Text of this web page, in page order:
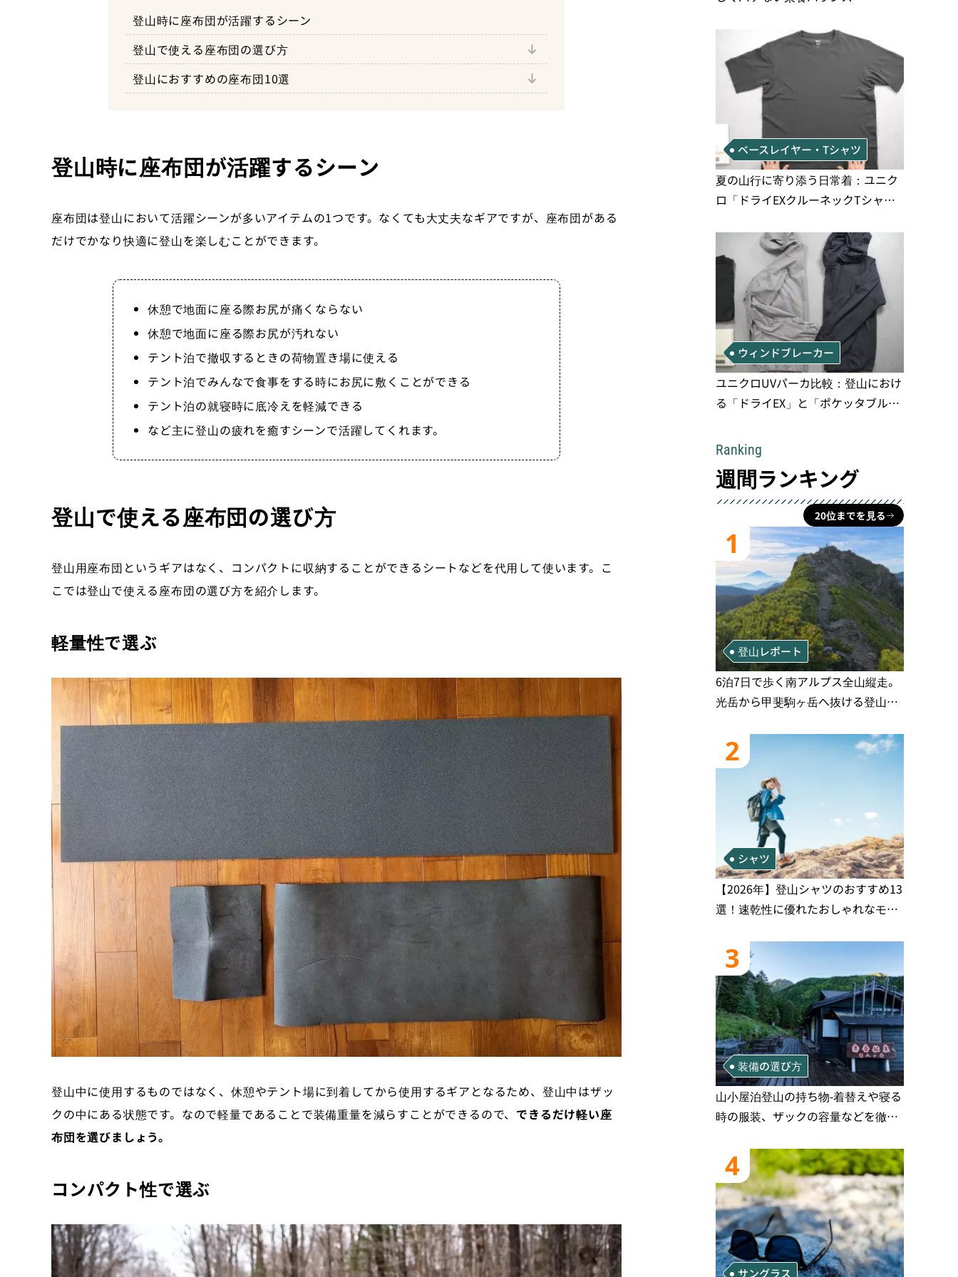
登山時に座布団が活躍するシーン
登山で使える座布団の選び方
コンパクト性で選ぶ
サイズで選ぶ
素材や耐久性で選ぶ
登山におすすめの座布団10選
山旅 UL座布団
ニーモ チッパー ワビサビ
エバニュー 折りたたみヒップマットS2 EBC143
Ｇracewell サウナマット
モンベル フォームクッション
登山時に座布団が活躍するシーン
座布団は登山において活躍シーンが多いアイテムの1つです。なくても大丈夫なギアですが、座布団がある
だけでかなり快適に登山を楽しむことができます。
休憩で地面に座る際お尻が痛くならない
休憩で地面に座る際お尻が汚れない
テント泊で撤収するときの荷物置き場に使える
テント泊でみんなで食事をする時にお尻に敷くことができる
テント泊の就寝時に底冷えを軽減できる
など主に登山の疲れを癒すシーンで活躍してくれます。
登山で使える座布団の選び方
登山用座布団というギアはなく、コンパクトに収納することができるシートなどを代用して使います。こ
こでは登山で使える座布団の選び方を紹介します。
軽量性で選ぶ
登山中に使用するものではなく、休憩やテント場に到着してから使用するギアとなるため、登山中はザッ
クの中にある状態です。なので軽量であることで装備重量を減らすことができるので、 できるだけ軽い座
布団を選びましょう。
コンパクト性で選ぶ
ベースレイヤー・Tシャツ
夏の山行に寄り添う日常着：ユニク
ロ「ドライEXクルーネックTシャ
ウィンドブレーカー
ユニクロUVパーカ比較：登山におけ
る「ドライEX」と「ポケッタブル」
Ranking
週間ランキング
20位までを見る
1
登山レポート
6泊7日で歩く南アルプス全山縦走。
光岳から甲斐駒ヶ岳へ抜ける登山の
2
シャツ
【2026年】登山シャツのおすすめ13
選！速乾性に優れたおしゃれなモデ
3
装備の選び方
山小屋泊登山の持ち物‐着替えや寝る
時の服装、ザックの容量などを徹底
4
サングラス